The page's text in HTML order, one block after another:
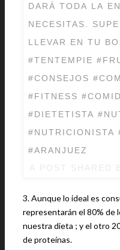
DARÁ TODA LA
NECESITAS.
LLEVAR EN TU
#TENTEMPIE
#CONSEJOS
#FITNESS
#DIETETISTA
#NUTRICIONISTA
#ARANJUEZ
3. Aunque lo ideal es
representarán el 80% de
nuestra dieta ; y el otro
de proteínas.